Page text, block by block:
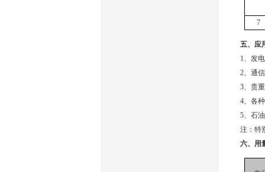
7
五、应
1、发
2、通
3、贵
4、各
5、石
注：特
六、用